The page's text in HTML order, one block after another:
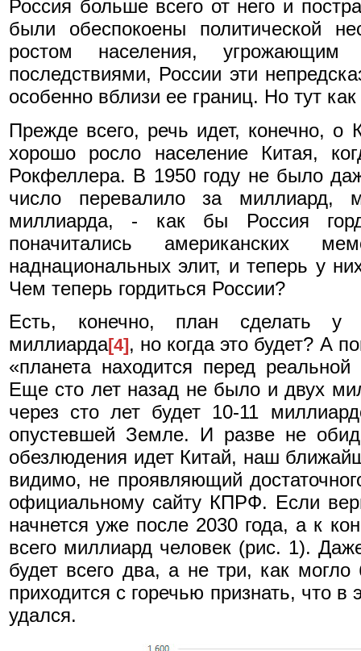
Россия больше всего от него и
были обеспокоены политической
ростом населения, угрожающим
последствиями, России эти
особенно вблизи ее границ. Но тут
Прежде всего, речь идет, конечно,
хорошо росло население Китая,
Рокфеллера. В 1950 году не было
число перевалило за миллиард,
миллиарда, - как бы Россия
поначитались американских
наднациональных элит, и теперь у
Чем теперь гордиться России?
Есть, конечно, план сделать у
миллиарда[4] , но когда это будет? А
«планета находится перед
Еще сто лет назад не было и двух
через сто лет будет 10-11
опустевшей Земле. И разве не
обезлюдения идет Китай, наш
видимо, не проявляющий
официальному сайту КПРФ. Если
начнется уже после 2030 года, а к
всего миллиард человек (рис. 1).
будет всего два, а не три, как
приходится с горечью признать, что
удался.